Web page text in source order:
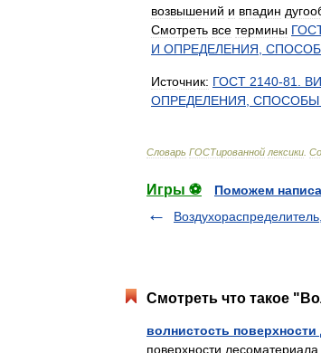
возвышений и впадин
Смотреть все термины
И ОПРЕДЕЛЕНИЯ
Источник: ГОСТ 2140-81
ОПРЕДЕЛЕНИЯ СПОСОБЫ
Словарь ГОСТированной лексики
Игры ⚽
Поможем
Смотреть что такое
волнистость
поверхности